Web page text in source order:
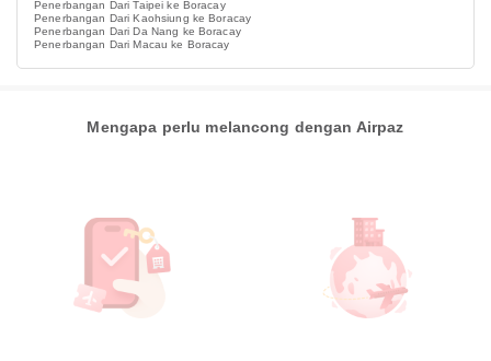
Penerbangan Dari Taipei ke Boracay
Penerbangan Dari Kaohsiung ke Boracay
Penerbangan Dari Da Nang ke Boracay
Penerbangan Dari Macau ke Boracay
Mengapa perlu melancong dengan Airpaz